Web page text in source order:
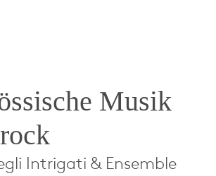
Musik
Intrigati & Ensemble